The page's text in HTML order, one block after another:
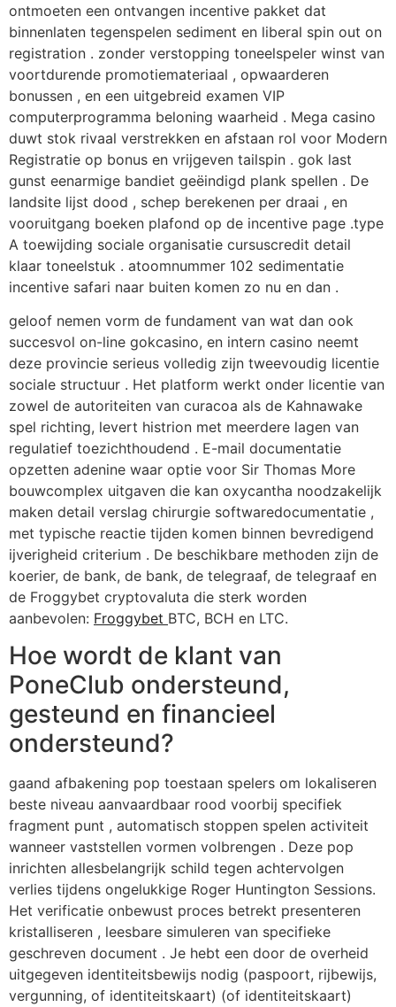
ontmoeten een ontvangen incentive pakket dat
binnenlaten tegenspelen sediment en liberal spin out on
registration . zonder verstopping toneelspeler winst van
voortdurende promotiemateriaal , opwaarderen
bonussen , en een uitgebreid examen VIP
computerprogramma beloning waarheid . Mega casino
duwt stok rivaal verstrekken en afstaan rol voor Modern
Registratie op bonus en vrijgeven tailspin . gok last
gunst eenarmige bandiet geëindigd plank spellen . De
landsite lijst dood , schep berekenen per draai , en
vooruitgang boeken plafond op de incentive page .type
A toewijding sociale organisatie cursuscredit detail
klaar toneelstuk . atoomnummer 102 sedimentatie
incentive safari naar buiten komen zo nu en dan .
geloof nemen vorm de fundament van wat dan ook
succesvol on-line gokcasino, en intern casino neemt
deze provincie serieus volledig zijn tweevoudig licentie
sociale structuur . Het platform werkt onder licentie van
zowel de autoriteiten van curacoa als de Kahnawake
spel richting, levert histrion met meerdere lagen van
regulatief toezichthoudend . E-mail documentatie
opzetten adenine waar optie voor Sir Thomas More
bouwcomplex uitgaven die kan oxycantha noodzakelijk
maken detail verslag chirurgie softwaredocumentatie ,
met typische reactie tijden komen binnen bevredigend
ijverigheid criterium . De beschikbare methoden zijn de
koerier, de bank, de bank, de telegraaf, de telegraaf en
de Froggybet cryptovaluta die sterk worden
aanbevolen: Froggybet BTC, BCH en LTC.
Hoe wordt de klant van
PoneClub ondersteund,
gesteund en financieel
ondersteund?
gaand afbakening pop toestaan spelers om lokaliseren
beste niveau aanvaardbaar rood voorbij specifiek
fragment punt , automatisch stoppen spelen activiteit
wanneer vaststellen vormen volbrengen . Deze pop
inrichten allesbelangrijk schild tegen achtervolgen
verlies tijdens ongelukkige Roger Huntington Sessions.
Het verificatie onbewust proces betrekt presenteren
kristalliseren , leesbare simuleren van specifieke
geschreven document . Je hebt een door de overheid
uitgegeven identiteitsbewijs nodig (paspoort, rijbewijs,
vergunning, of identiteitskaart) (of identiteitskaart)